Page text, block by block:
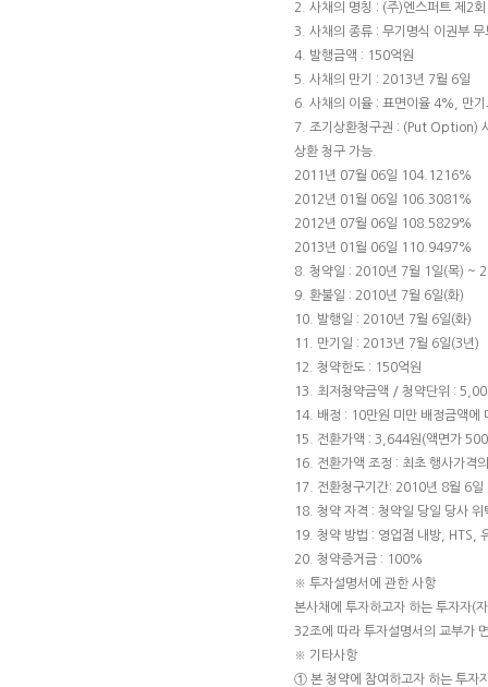
2. 사채의 명칭 : (주)엔스퍼트 제2
3. 사채의 종류 : 무기명식 이권부 무
4. 발행금액 : 150억원
5. 사채의 만기 : 2013년 7월 6일
6. 사채의 이율 : 표면이율 4%, 만
7. 조기상환청구권 : (Put Option)
상환 청구 가능.
2011년 07월 06일 104.1216%
2012년 01월 06일 106.3081%
2012년 07월 06일 108.5829%
2013년 01월 06일 110.9497%
8. 청약일 : 2010년 7월 1일(목) ~
9. 환불일 : 2010년 7월 6일(화)
10. 발행일 : 2010년 7월 6일(화)
11. 만기일 : 2013년 7월 6일(3년)
12. 청약한도 : 150억원
13. 최저청약금액 / 청약단위 :
14. 배정 : 10만원 미만 배정금액에
15. 전환가액 : 3,644원(액면가
16. 전환가액 조정 : 최초 행사가격
17. 전환청구기간: 2010년 8월 6
18. 청약 자격 : 청약일 당일 당사
19. 청약 방법 : 영업점 내방, HTS,
20. 청약증거금 : 100%
※ 투자설명서에 관한 사항
본사채에 투자하고자 하는 투자자(
32조에 따라 투자설명서의 교부가
※ 기타사항
① 본 청약에 참여하고자 하는 투자